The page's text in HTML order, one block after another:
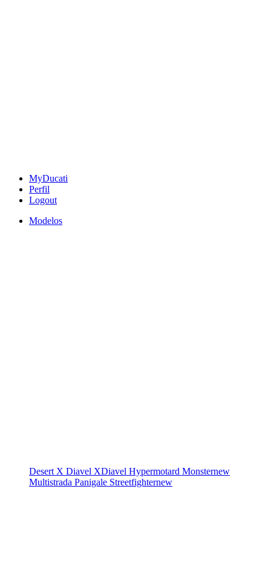
MyDucati
Perfil
Logout
Modelos
Desert X Diavel XDiavel Hypermotard Monsternew
Multistrada Panigale Streetfighternew